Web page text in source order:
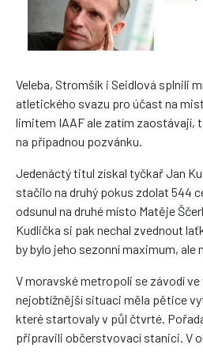
Veleba, Stromšík i Seidlová splnili
atletického svazu pro účast na
limitem IAAF ale zatím zaostávají,
na případnou pozvánku.
Jedenáctý titul získal tyčkař Jan
stačilo na druhý pokus zdolat 544
odsunul na druhé místo Matěje
Kudlička si pak nechal zvednout
by bylo jeho sezonní maximum, ale
V moravské metropoli se závodí
nejobtížnější situaci měla pětice
které startovaly v půl čtvrté.
připravili občerstvovací stanici. V